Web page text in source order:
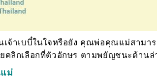
จ้าเบบี๋ในใจหรือยัง คุณพ่อคุณแม่สามา
ลิกเลือกที่ตัวอักษร ตามพยัญชนะด้านล่
ม่